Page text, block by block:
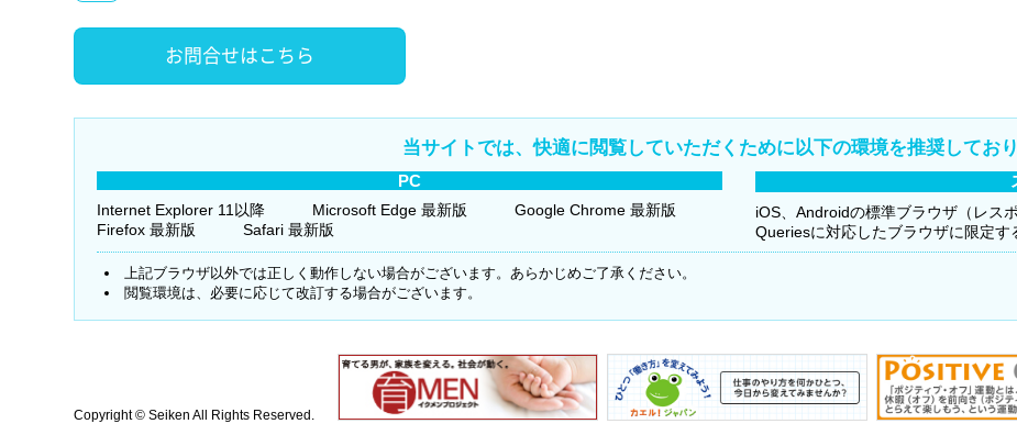
お問合せはこちら
当サイトでは、快適に閲覧していただくために以下の環境を推奨しており
PC
Internet Explorer 11以降 Microsoft Edge 最新版
Google Chrome 最新版
Firefox 最新版
Safari 最新版
iOS、Androidの標準ブラウザ（レス
Queriesに対応したブラウザに限定す
上記ブラウザ以外では正しく動作しない場合がございます。あらかじめご了承ください。
閲覧環境は、必要に応じて改訂する場合がございます。
Copyright © Seiken All Rights Reserved.